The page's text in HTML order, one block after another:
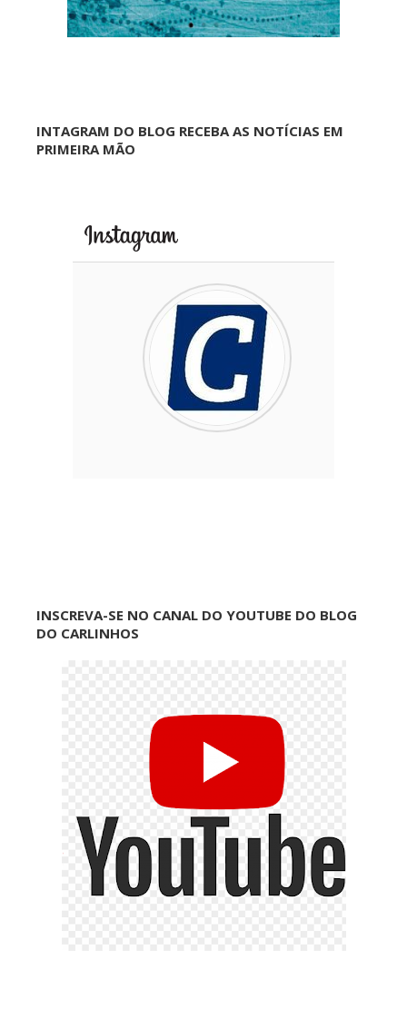
INTAGRAM DO BLOG RECEBA AS NOTÍCIAS EM
PRIMEIRA MÃO
INSCREVA-SE NO CANAL DO YOUTUBE DO BLOG
DO CARLINHOS